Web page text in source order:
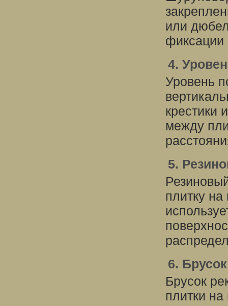
или
фиксации
4.
Уровень
крестики
между
5.
плитку
6.
Брусок
плитки